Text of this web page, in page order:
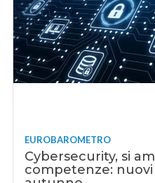
EUROBAROMETRO
Cybersecurity, si
competenze: